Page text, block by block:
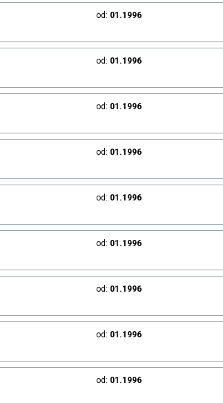
od: 01.1996
od: 01.1996
od: 01.1996
od: 01.1996
od: 01.1996
od: 01.1996
od: 01.1996
od: 01.1996
od: 01.1996